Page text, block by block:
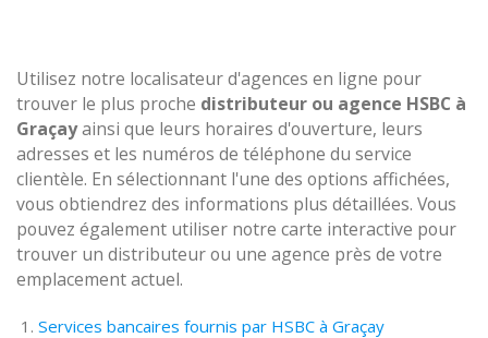
Utilisez notre localisateur d'agences en ligne pour
trouver le plus proche distributeur ou agence HSBC à
Graçayainsi que leurs horaires d'ouverture, leurs
adresses et les numéros de téléphone du service
clientèle. En sélectionnant l'une des options affichées,
vous obtiendrez des informations plus détaillées. Vous
pouvez également utiliser notre carte interactive pour
trouver un distributeur ou une agence près de votre
emplacement actuel.
Services bancaires fournis par HSBC à Graçay